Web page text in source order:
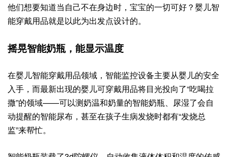
他们想要知道当自己不在身边时，宝宝的一切可好？婴儿智
能穿戴用品就是以此为出发点设计的。
摇晃智能奶瓶，能显示温度
在婴儿智能穿戴用品领域，智能监控设备主要从婴儿的安全
入手，而最新出现的婴儿可穿戴用品将目光投向了“吃喝拉
撒”的领域——可以测奶温和奶量的智能奶瓶、尿湿了会自
动提醒的智能尿布，甚至在孩子生病发烧时都有“发烧总
监”来帮忙。